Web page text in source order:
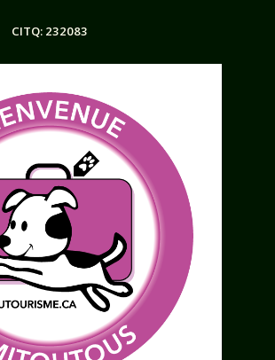
CITQ: 232083